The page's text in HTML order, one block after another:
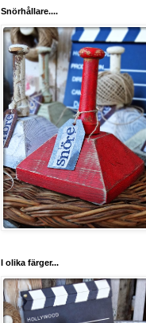
Snörhållare....
I olika färger...